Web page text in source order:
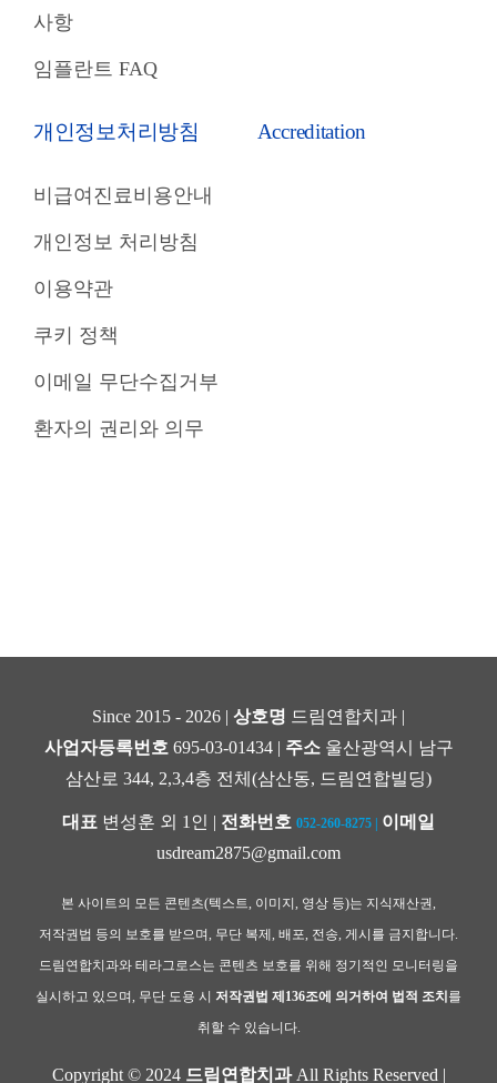
사항
임플란트 FAQ
개인정보처리방침
비급여진료비용안내
개인정보 처리방침
이용약관
쿠키 정책
이메일 무단수집거부
환자의 권리와 의무
Accreditation
Since 2015 - 2026 | 상호명 드림연합치과 |
사업자등록번호 695-03-01434 | 주소울산광역시 남구
삼산로 344, 2,3,4층 전체(삼산동, 드림연합빌딩)
대표 변성훈 외 1인 | 전화번호 052-260-8275
이메일
usdream2875@gmail.com
본 사이트의 모든 콘텐츠(텍스트, 이미지, 영상 등)는 지식재산권,
저작권법 등의 보호를 받으며, 무단 복제, 배포, 전송, 게시를 금지합니다.
드림연합치과와 테라그로스는 콘텐츠 보호를 위해 정기적인 모니터링을
실시하고 있으며, 무단 도용 시 저작권법 제136조에 의거하여 법적 조치 를
취할 수 있습니다.
Copyright © 2024 드림연합치과All Rights Reserved |